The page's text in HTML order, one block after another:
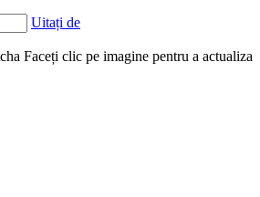
Uitați de
Faceți clic pe imagine pentru a actualiza